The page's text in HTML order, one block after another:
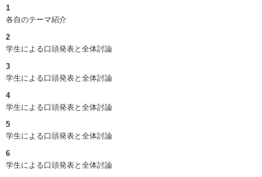
1
各自のテーマ紹介
2
学生による口頭発表と全体討論
3
学生による口頭発表と全体討論
4
学生による口頭発表と全体討論
5
学生による口頭発表と全体討論
6
学生による口頭発表と全体討論